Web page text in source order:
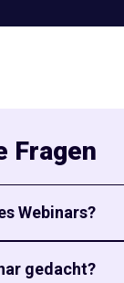
Fragen
Webinars?
zentral zu
gedacht?